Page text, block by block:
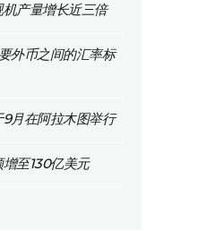
产量增长近三倍
外币之间的汇率标
月在阿拉木图举行
至130亿美元